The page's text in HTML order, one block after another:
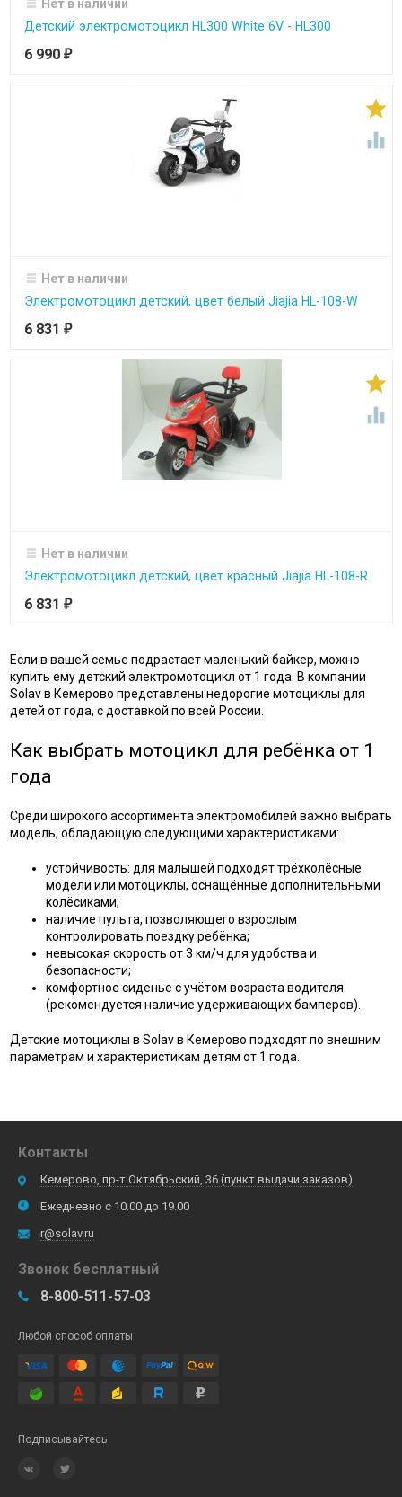
Нет в наличии
Детский электромотоцикл HL300 White 6V - HL300
6 990 ₽


Нет в наличии
Электромотоцикл детский, цвет белый Jiajia HL-108-W
6 831 ₽


Нет в наличии
Электромотоцикл детский, цвет красный Jiajia HL-108-R
6 831 ₽
Если в вашей семье подрастает маленький байкер, можно
купить ему детский электромотоцикл от 1 года. В компании
Solav в Кемерово представлены недорогие мотоциклы для
детей от года, с доставкой по всей России.
Как выбрать мотоцикл для ребёнка от 1
года
Среди широкого ассортимента электромобилей важно выбрать
модель, обладающую следующими характеристиками:
устойчивость: для малышей подходят трёхколёсные
модели или мотоциклы, оснащённые дополнительными
колёсиками;
наличие пульта, позволяющего взрослым
контролировать поездку ребёнка;
невысокая скорость от 3 км/ч для удобства и
безопасности;
комфортное сиденье с учётом возраста водителя
(рекомендуется наличие удерживающих бамперов).
Детские мотоциклы в Solav в Кемерово подходят по внешним
параметрам и характеристикам детям от 1 года.
Контакты
Кемерово, пр-т Октябрьский, 36 (пункт выдачи заказов)
Ежедневно с 10.00 до 19.00
r@solav.ru
Звонок бесплатный
8-800-511-57-03
Любой способ оплаты
Подписывайтесь